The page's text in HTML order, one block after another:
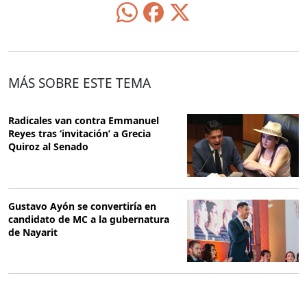
MÁS SOBRE ESTE TEMA
Radicales van contra Emmanuel
Reyes tras ‘invitación’ a Grecia
Quiroz al Senado
Gustavo Ayón se convertiría en
candidato de MC a la gubernatura
de Nayarit